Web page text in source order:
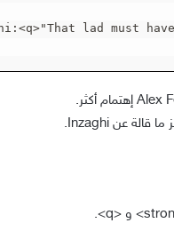
lad must
و <q>
.